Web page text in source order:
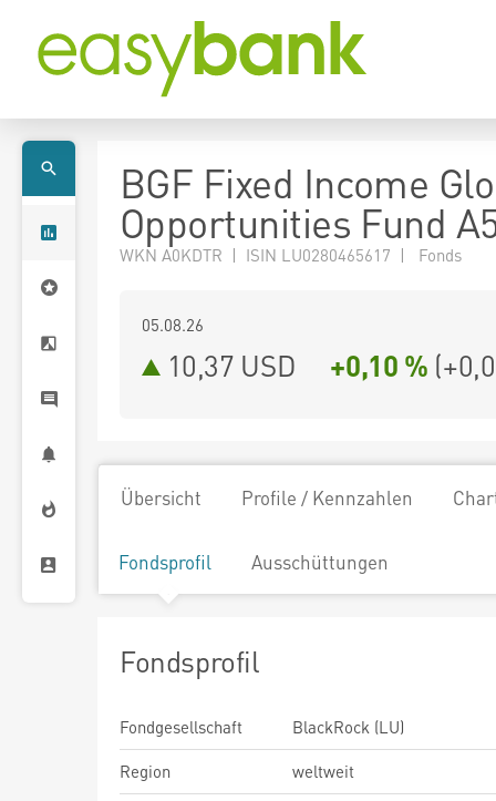
BGF Fixed Income
Opportunities Fund
WKN A0KDTR | ISIN LU0280465617 | Fonds
05.08.26
10,37 USD +0,10 % (
Übersicht Profile / Kennzahlen
Fondsprofil Ausschüttungen
Fondsprofil
Fondgesellschaft
BlackRock (LU)
Region
weltweit